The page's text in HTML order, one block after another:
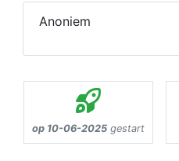
Anoniem
op 10-06-2025 gestart